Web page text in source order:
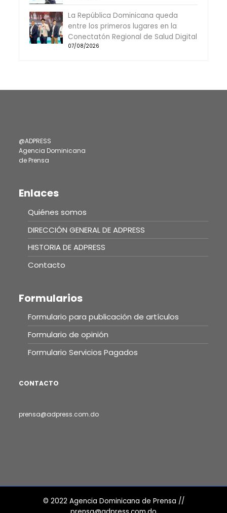
La República Dominicana queda
entre los primeros lugares en la
Conectatón Regional de Salud Digital
07/08/2026
@ADPRESS
Agencia Dominicana
de Prensa
Enlaces
Quiénes somos
DIRECCIÓN GENERAL DE ADPRESS
HISTORIA DE ADPRESS
Contacto
Formularios
Formulario para publicación de artículos
Formulario de opinión
Formulario Servicios Pagados
CONTACTO
prensa@adpress.com.do
© 2022 Agencia Dominicana de Prensa //